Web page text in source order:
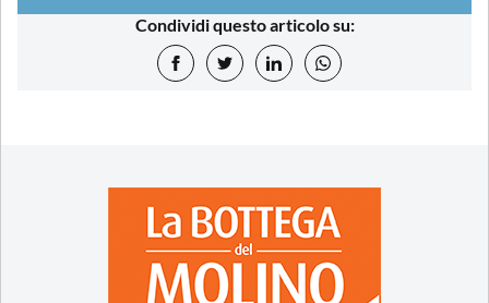
Condividi questo articolo su: